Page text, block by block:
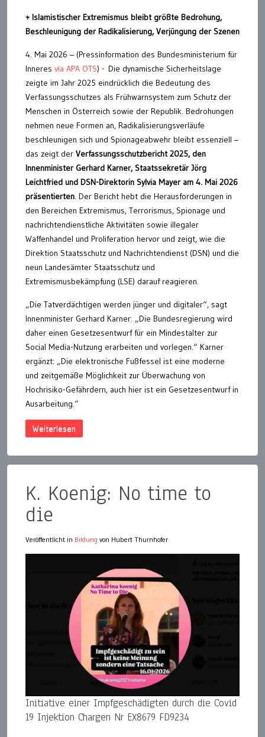
+ Islamistischer Extremismus bleibt größte Bedrohung,
Beschleunigung der Radikalisierung, Verjüngung der Szenen
4. Mai 2026 – (Pressinformation des Bundesministerium für
Inneres via APA OTS) - Die dynamische Sicherheitslage
zeigte im Jahr 2025 eindrücklich die Bedeutung des
Verfassungsschutzes als Frühwarnsystem zum Schutz der
Menschen in Österreich sowie der Republik. Bedrohungen
nehmen neue Formen an, Radikalisierungsverläufe
beschleunigen sich und Spionageabwehr bleibt essenziell –
das zeigt der Verfassungsschutzbericht 2025, den
Innenminister Gerhard Karner, Staatssekretär Jörg
Leichtfried und DSN-Direktorin Sylvia Mayer am 4. Mai 2026
präsentierten. Der Bericht hebt die Herausforderungen in
den Bereichen Extremismus, Terrorismus, Spionage und
nachrichtendienstliche Aktivitäten sowie illegaler
Waffenhandel und Proliferation hervor und zeigt, wie die
Direktion Staatsschutz und Nachrichtendienst (DSN) und die
neun Landesämter Staatsschutz und
Extremismusbekämpfung (LSE) darauf reagieren.
„Die Tatverdächtigen werden jünger und digitaler“, sagt
Innenminister Gerhard Karner. „Die Bundesregierung wird
daher einen Gesetzesentwurf für ein Mindestalter zur
Social Media-Nutzung erarbeiten und vorlegen.“ Karner
ergänzt: „Die elektronische Fußfessel ist eine moderne
und zeitgemäße Möglichkeit zur Überwachung von
Hochrisiko-Gefährdern, auch hier ist ein Gesetzesentwurf in
Ausarbeitung.“
Weiterlesen
K. Koenig: No time to
die
Veröffentlicht in Bildung von Hubert Thurnhofer
Initiative einer Impfgeschädigten durch die Covid
19 Injektion Chargen Nr EX8679 FD9234